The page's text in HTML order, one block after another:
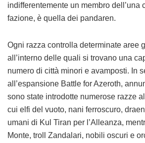
indifferentemente un membro dell’una
fazione, è quella dei pandaren.
Ogni razza controlla determinate aree
all’interno delle quali si trovano una
numero di città minori e avamposti. In
all’espansione Battle for Azeroth,
sono state introdotte numerose razze
cui elfi del vuoto, nani ferroscuro,
umani di Kul Tiran per l’Alleanza,
Monte, troll Zandalari, nobili oscuri e